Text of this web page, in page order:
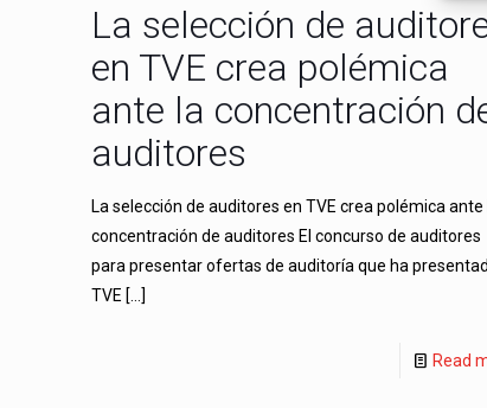
La selección de
en TVE crea polémica
ante la concentración
auditores
La selección de auditores en TVE crea polémica ante
concentración de auditores El concurso de auditores
para presentar ofertas de auditoría que ha
TVE […]
Read